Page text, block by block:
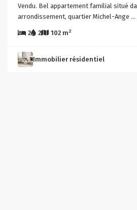
Vendu. Bel appartement familial situé
arrondissement, quartier Michel-Ange ...
2 2 102 m2
Immobilier résidentiel